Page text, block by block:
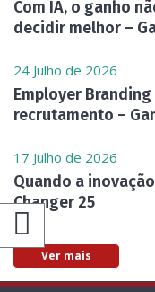
Com IA, o ganho
decidir melhor –
24 Julho de 2026
Employer
recrutamento –
17 Julho de 2026
Quando a
Changer 25
Ver mais